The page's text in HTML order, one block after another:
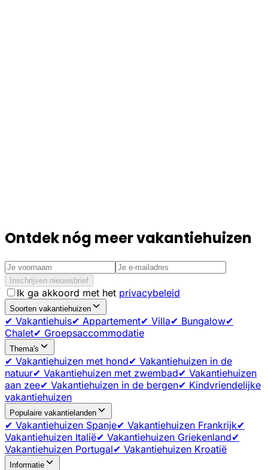
Ontdek nóg meer vakantiehuizen
Inschrijven nieuwsbrief
Ik ga akkoord met het privacybeleid
Soorten vakantiehuizen
✔ Vakantiehuis✔ Appartement✔ Villa✔ Bungalow✔
Chalet✔ Groepsaccommodatie
Thema's
✔ Vakantiehuizen met hond✔ Vakantiehuizen in de
natuur✔ Vakantiehuizen met zwembad✔ Vakantiehuizen
aan zee✔ Vakantiehuizen in de bergen✔ Kindvriendelijke
vakantiehuizen
Populaire vakantielanden
✔ Vakantiehuizen Spanje✔ Vakantiehuizen Frankrijk✔
Vakantiehuizen Italië✔ Vakantiehuizen Griekenland✔
Vakantiehuizen Portugal✔ Vakantiehuizen Kroatië
Informatie